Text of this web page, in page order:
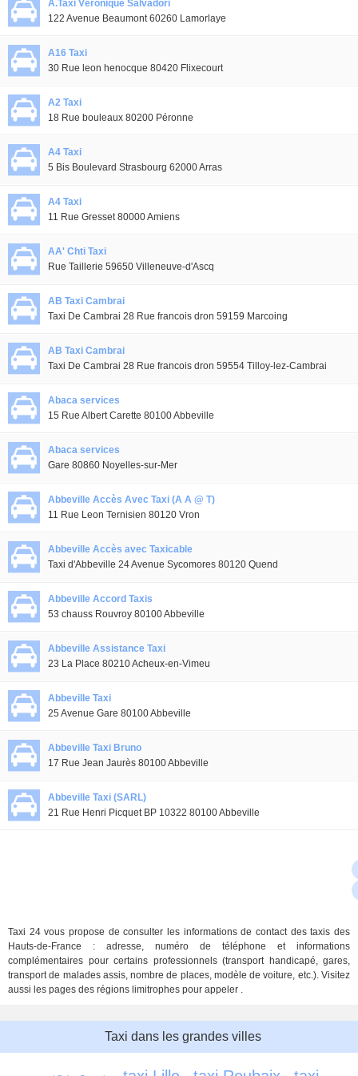
A.Taxi Véronique Salvadori
122 Avenue Beaumont 60260 Lamorlaye
A16 Taxi
30 Rue leon henocque 80420 Flixecourt
A2 Taxi
18 Rue bouleaux 80200 Péronne
A4 Taxi
5 Bis Boulevard Strasbourg 62000 Arras
A4 Taxi
11 Rue Gresset 80000 Amiens
AA' Chti Taxi
Rue Taillerie 59650 Villeneuve-d'Ascq
AB Taxi Cambrai
Taxi De Cambrai 28 Rue francois dron 59159 Marcoing
AB Taxi Cambrai
Taxi De Cambrai 28 Rue francois dron 59554 Tilloy-lez-Cambrai
Abaca services
15 Rue Albert Carette 80100 Abbeville
Abaca services
Gare 80860 Noyelles-sur-Mer
Abbeville Accès Avec Taxi (A A @ T)
11 Rue Leon Ternisien 80120 Vron
Abbeville Accès avec Taxicable
Taxi d'Abbeville 24 Avenue Sycomores 80120 Quend
Abbeville Accord Taxis
53 chauss Rouvroy 80100 Abbeville
Abbeville Assistance Taxi
23 La Place 80210 Acheux-en-Vimeu
Abbeville Taxi
25 Avenue Gare 80100 Abbeville
Abbeville Taxi Bruno
17 Rue Jean Jaurès 80100 Abbeville
Abbeville Taxi (SARL)
21 Rue Henri Picquet BP 10322 80100 Abbeville
Taxi 24 vous propose de consulter les informations de contact des taxis des
Hauts-de-France : adresse, numéro de téléphone et informations
complémentaires pour certains professionnels (transport handicapé, gares,
transport de malades assis, nombre de places, modèle de voiture, etc.). Visitez
aussi les pages des régions limitrophes pour appeler .
Taxi dans les grandes villes